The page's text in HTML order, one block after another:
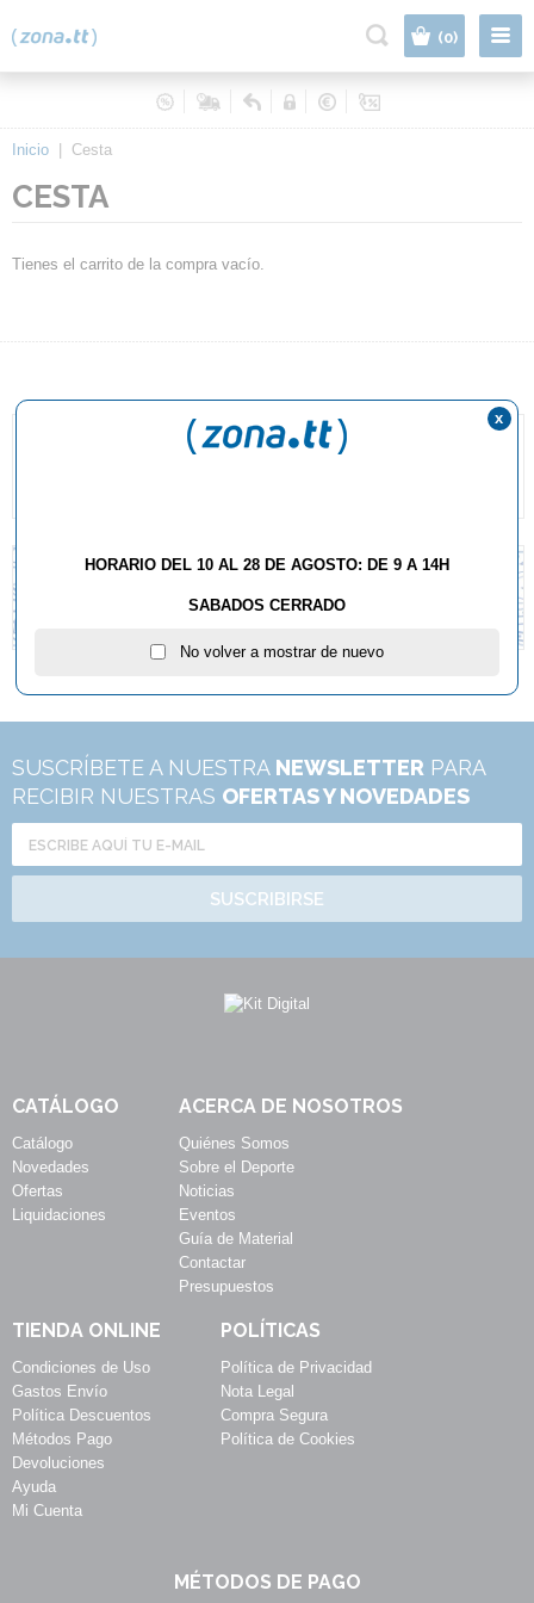
(0)
Inicio Cesta
CESTA
Tienes el carrito de la compra vacío.
SUSCRÍBETE A NUESTRA NEWSLETTER PARA
RECIBIR NUESTRAS OFERTAS Y NOVEDADES
SUSCRIBIRSE
CATÁLOGO
Catálogo
Novedades
Ofertas
Liquidaciones
ACERCA DE NOSOTROS
Quiénes Somos
Sobre el Deporte
Noticias
Eventos
Guía de Material
Contactar
Presupuestos
TIENDA ONLINE
Condiciones de Uso
Gastos Envío
Política Descuentos
Métodos Pago
Devoluciones
Ayuda
Mi Cuenta
POLÍTICAS
Política de Privacidad
Nota Legal
Compra Segura
Política de Cookies
MÉTODOS DE PAGO
HORARIO DEL 10 AL 28 DE AGOSTO: DE 9 A 14H
SABADOS CERRADO
No volver a mostrar de nuevo
x